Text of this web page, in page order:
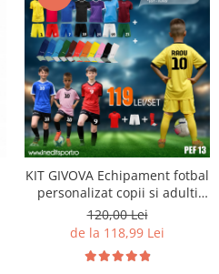
KIT GIVOVA Echipament fotbal
personalizat copii si adulti
PEF13
120,00 Lei
de la 118,99 Lei